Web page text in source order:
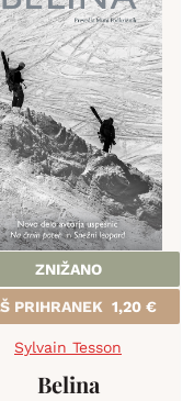
ZNIŽANO
PRIHRANEK 1,20 €
Sylvain Tesson
Belina